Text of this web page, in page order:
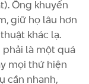
Ông khuyến
giữ họ lâu hơn
khác lạ.
là một quá
mọi thứ hiện
cần nhanh,